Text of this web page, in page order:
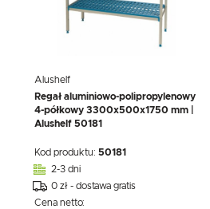
Alushelf
Regał aluminiowo-polipropylenowy
4-półkowy 3300x500x1750 mm |
Alushelf 50181
Kod produktu: 50181
2-3 dni
0 zł - dostawa gratis
Cena netto: